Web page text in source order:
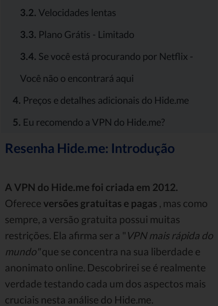
3.2. Velocidades lentas
3.3. Plano Grátis - Limitado
3.4. Se você está procurando por Netflix -
Você não o encontrará aqui
4. Preços e detalhes adicionais do Hide.me
5. Eu recomendo a VPN do Hide.me?
Resenha Hide.me: Introdução
A VPN do Hide.me foi criada em 2012.
Oferece versões gratuitas e pagas , mas como
sempre, a versão gratuita possui muitas
restrições. Ela afirma ser a " VPN mais rápida do
mundo"que se concentra na sua liberdade e
anonimato online. Descobrirei se é realmente
verdade testando cada um dos aspectos mais
cruciais nesta análise do Hide.me.